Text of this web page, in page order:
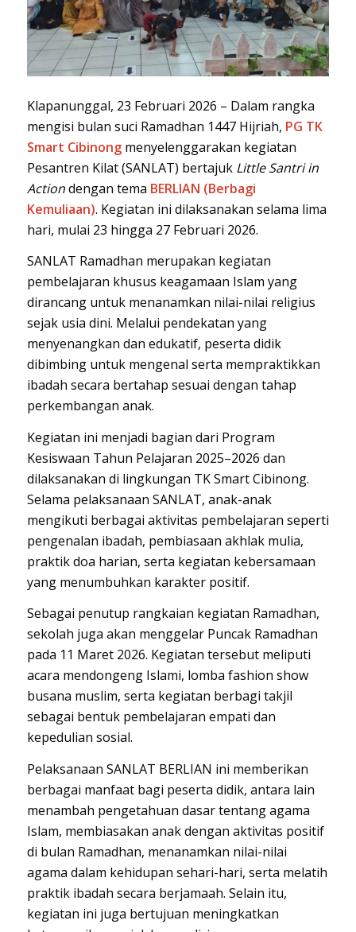
Klapanunggal, 23 Februari 2026 – Dalam rangka
mengisi bulan suci Ramadhan 1447 Hijriah, PG TK
Smart Cibinongmenyelenggarakan kegiatan
Pesantren Kilat (SANLAT) bertajuk Little Santri in
Actiondengan tema BERLIAN (Berbagi
Kemuliaan). Kegiatan ini dilaksanakan selama lima
hari, mulai 23 hingga 27 Februari 2026.
SANLAT Ramadhan merupakan kegiatan
pembelajaran khusus keagamaan Islam yang
dirancang untuk menanamkan nilai-nilai religius
sejak usia dini. Melalui pendekatan yang
menyenangkan dan edukatif, peserta didik
dibimbing untuk mengenal serta mempraktikkan
ibadah secara bertahap sesuai dengan tahap
perkembangan anak.
Kegiatan ini menjadi bagian dari Program
Kesiswaan Tahun Pelajaran 2025–2026 dan
dilaksanakan di lingkungan TKSmartCibinong.
Selama pelaksanaan SANLAT, anak-anak
mengikuti berbagai aktivitas pembelajaran seperti
pengenalan ibadah, pembiasaan akhlak mulia,
praktik doa harian, serta kegiatan kebersamaan
yang menumbuhkan karakter positif.
Sebagai penutup rangkaian kegiatan Ramadhan,
sekolah juga akan menggelar Puncak Ramadhan
pada 11 Maret 2026. Kegiatan tersebut meliputi
acara mendongeng Islami, lomba fashion show
busana muslim, serta kegiatan berbagi takjil
sebagai bentuk pembelajaran empati dan
kepedulian sosial.
Pelaksanaan SANLAT BERLIAN ini memberikan
berbagai manfaat bagi peserta didik, antara lain
menambah pengetahuan dasar tentang agama
Islam, membiasakan anak dengan aktivitas positif
di bulan Ramadhan, menanamkan nilai-nilai
agama dalam kehidupan sehari-hari, serta melatih
praktik ibadah secara berjamaah. Selain itu,
kegiatan ini juga bertujuan meningkatkan